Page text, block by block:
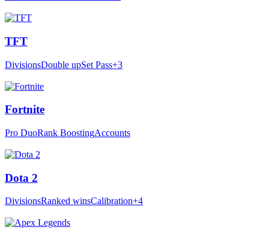
TFT
DivisionsDouble upSet Pass+3
Fortnite
Pro DuoRank BoostingAccounts
Dota 2
DivisionsRanked winsCalibration+4